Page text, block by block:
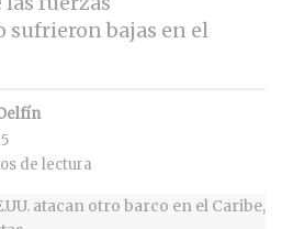
sufrieron bajas en el
de lectura